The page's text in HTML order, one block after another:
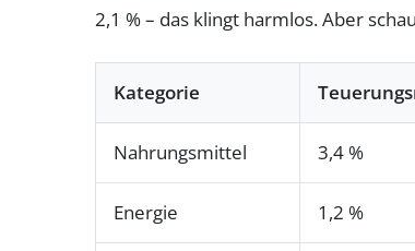
2,1 % – das klingt harmlos. Aber
Kategorie
Nahrungsmittel 3,4 %
Energie 1,2 %